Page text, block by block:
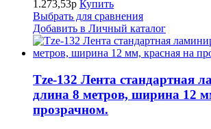
1.273,53р Купить
Выбрать для сравнения
Добавить в Личный каталог
Tze-132 Лента стандартная
длина 8 метров, ширина 12
прозрачном.